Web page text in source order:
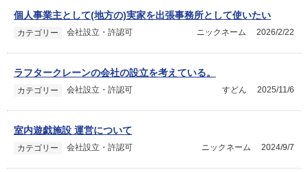
個人事業主として(地方の)実家を出張事務所として使いたい
カテゴリー 会社設立・許認可 2026/2/22
ニックネーム
ラフタークレーンの会社の設立を考えている。
カテゴリー 会社設立・許認可 2025/11/6
すどん
室内遊戯施設 運営について
カテゴリー 会社設立・許認可 2024/9/7
ニックネーム